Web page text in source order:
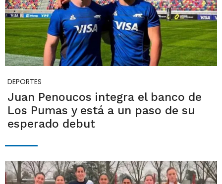
DEPORTES
Juan Penoucos integra el banco de
Los Pumas y está a un paso de su
esperado debut